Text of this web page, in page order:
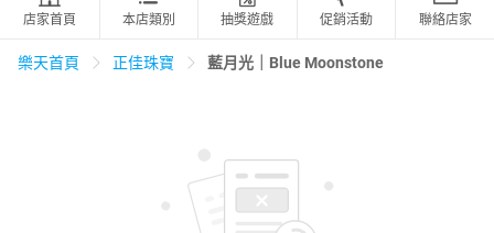
天天免運 美食蛋糕 養生保健
店家首頁 本店類別 抽獎遊戲 促銷活動 聯絡店家
樂天首頁 正佳珠寶 藍月光｜Blue Moonstone